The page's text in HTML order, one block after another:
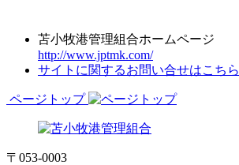
苫小牧港管理組合ホームページ
http://www.jptmk.com/
サイトに関するお問い合せはこちら
ページトップ
〒053-0003